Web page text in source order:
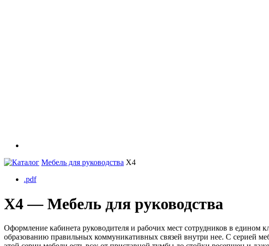
Каталог Мебель для руководства X4
.pdf
X4 — Мебель для руководства
Оформление кабинета руководителя и рабочих мест сотрудников в
образованию правильных коммуникативных связей внутри нее. С серией